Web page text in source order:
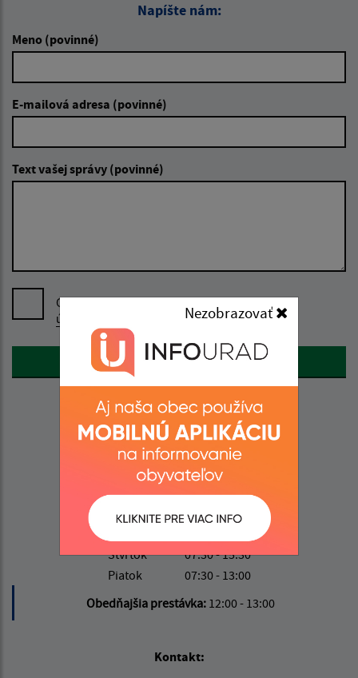
Nezobrazovať
Napíšte nám:
Meno (povinné)
E-mailová adresa (povinné)
Text vašej správy (povinné)
Oboznámil som sa sospracúvaním osobných
údajov
Google reCaptcha ResponseOdoslať správu
Úradné hodiny:
Čas
Pondelok
07:30 - 15:30
Utorok
07:30 - 15:30
Štvrtok
07:30 - 15:30
Piatok
07:30 - 13:00
Obedňajšia prestávka: 12:00 - 13:00
Kontakt: